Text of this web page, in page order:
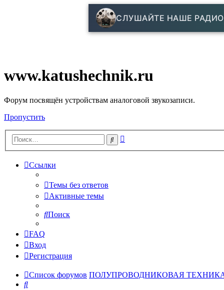
СЛУШАЙТЕ НАШЕ РАДИО
www.katushechnik.ru
Форум посвящён устройствам аналоговой звукозаписи.
Пропустить
Поиск
Ссылки
Темы без ответов
Активные темы
Поиск
FAQ
Вход
Регистрация
Список форумов ПОЛУПРОВОДНИКОВАЯ
Поиск